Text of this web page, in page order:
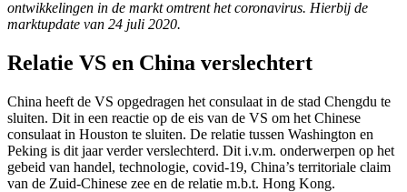
ontwikkelingen in de markt omtrent het coronavirus. Hierbij de
marktupdate van 24 juli 2020.
Relatie VS en China verslechtert
China heeft de VS opgedragen het consulaat in de stad Chengdu te
sluiten. Dit in een reactie op de eis van de VS om het Chinese
consulaat in Houston te sluiten. De relatie tussen Washington en
Peking is dit jaar verder verslechterd. Dit i.v.m. onderwerpen op het
gebeid van handel, technologie, covid-19, China’s territoriale claim
van de Zuid-Chinese zee en de relatie m.b.t. Hong Kong.